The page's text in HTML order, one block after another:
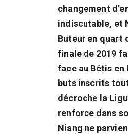
changement
indiscutable, et
Buteur en quart
finale de 2019
face au Bétis en
buts inscrits
décroche la
renforce dans
Niang ne